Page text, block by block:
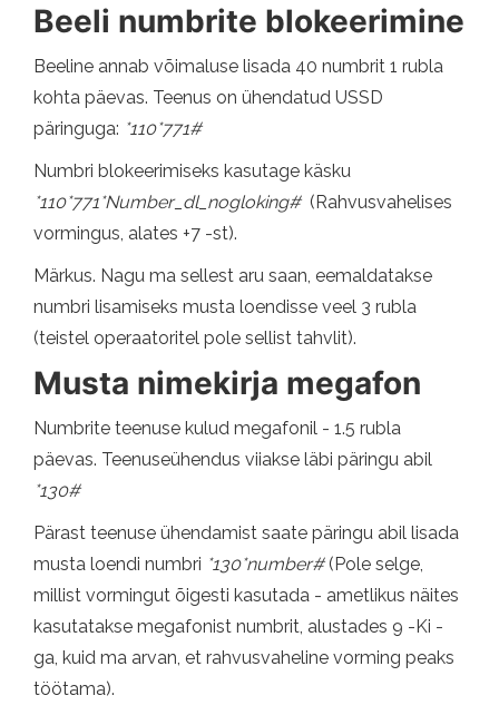
Beeli numbrite blokeerimine
Beeline annab võimaluse lisada 40 numbrit 1 rubla
kohta päevas. Teenus on ühendatud USSD
päringuga: *110*771#
Numbri blokeerimiseks kasutage käsku
*110*771*Number_dl_nogloking#(Rahvusvahelises
vormingus, alates +7 -st).
Märkus. Nagu ma sellest aru saan, eemaldatakse
numbri lisamiseks musta loendisse veel 3 rubla
(teistel operaatoritel pole sellist tahvlit).
Musta nimekirja megafon
Numbrite teenuse kulud megafonil - 1.5 rubla
päevas. Teenuseühendus viiakse läbi päringu abil
*130#
Pärast teenuse ühendamist saate päringu abil lisada
musta loendi numbri *130*number#(Pole selge,
millist vormingut õigesti kasutada - ametlikus näites
kasutatakse megafonist numbrit, alustades 9 -Ki -
ga, kuid ma arvan, et rahvusvaheline vorming peaks
töötama).